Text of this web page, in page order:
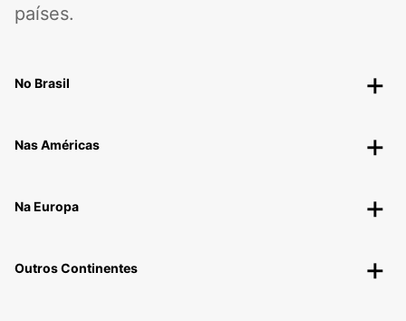
países.
No Brasil
Nas Américas
Na Europa
Outros Continentes